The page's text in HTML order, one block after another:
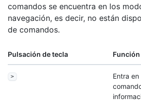
comandos se encuentra en los
navegación, es decir, no están
de comandos.
Pulsación de tecla Función
>
Entra